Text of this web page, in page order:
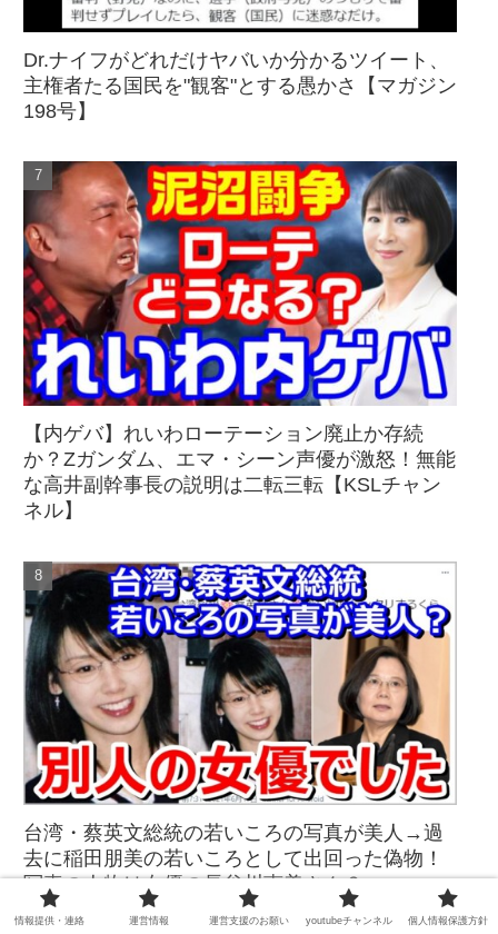
Dr.ナイフがどれだけヤバいか分かるツイート、
主権者たる国民を"観客"とする愚かさ【マガジン
198号】
【内ゲバ】れいわローテーション廃止か存続
か？Zガンダム、エマ・シーン声優が激怒！無能
な高井副幹事長の説明は二転三転【KSLチャン
ネル】
台湾・蔡英文総統の若いころの写真が美人→過
去に稲田朋美の若いころとして出回った偽物！
写真の人物は女優の長谷川恵美さん？
情報提供・連絡 運営情報 運営支援のお願い youtubeチャンネル 個人情報保護方針